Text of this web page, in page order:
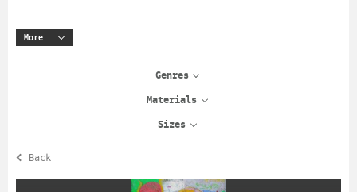
More
Genres
Materials
Sizes
Back